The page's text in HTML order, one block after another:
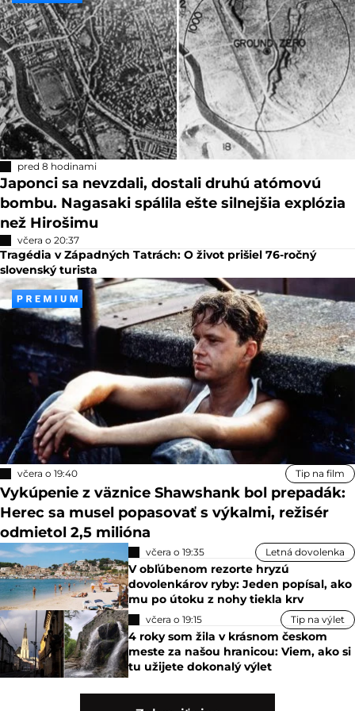
pred 8 hodinami
Japonci sa nevzdali, dostali druhú atómovú
bombu. Nagasaki spálila ešte silnejšia explózia
než Hirošimu
včera o 20:37
Tragédia v Západných Tatrách: O život prišiel 76-ročný
slovenský turista
včera o 19:40 Tip na film
Vykúpenie z väznice Shawshank bol prepadák:
Herec sa musel popasovať s výkalmi, režisér
odmietol 2,5 milióna
včera o 19:35 Letná dovolenka
V obľúbenom rezorte hryzú
dovolenkárov ryby: Jeden popísal, ako
mu po útoku z nohy tiekla krv
včera o 19:15 Tip na výlet
4 roky som žila v krásnom českom
meste za našou hranicou: Viem, ako si
tu užijete dokonalý výlet